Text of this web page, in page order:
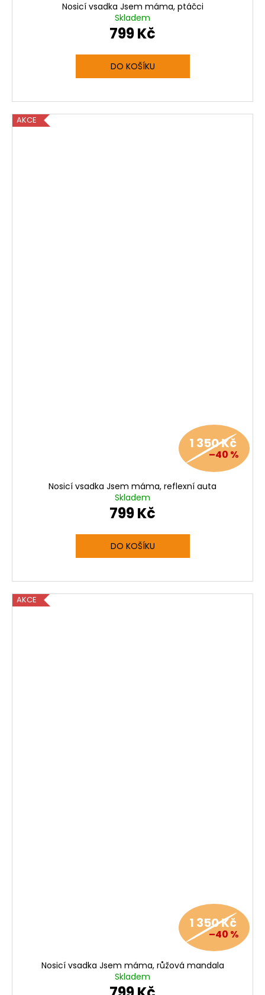
Nosicí vsadka Jsem máma, ptáčci
Skladem
799 Kč
DO KOŠÍKU
AKCE
1 350 Kč
–40 %
Nosicí vsadka Jsem máma, reflexní auta
Skladem
799 Kč
DO KOŠÍKU
AKCE
1 350 Kč
–40 %
Nosicí vsadka Jsem máma, růžová mandala
Skladem